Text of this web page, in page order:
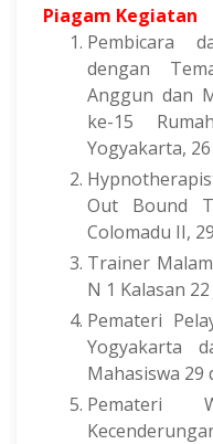
Piagam Kegiatan
Pembicara
dengan
Anggun dan
ke-15
Yogyakarta,
Out Bound
Colomadu II,
Trainer
N 1 Kalasan
Pemateri
Yogyakarta
Mahasiswa 29
Pemateri